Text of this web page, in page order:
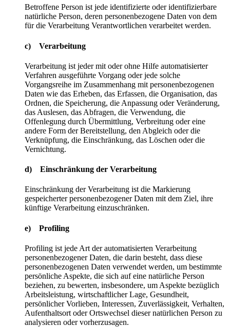
Betroffene Person ist jede identifizierte oder identifizierbare
natürliche Person, deren personenbezogene Daten von dem
für die Verarbeitung Verantwortlichen verarbeitet werden.
c) Verarbeitung
Verarbeitung ist jeder mit oder ohne Hilfe automatisierter
Verfahren ausgeführte Vorgang oder jede solche
Vorgangsreihe im Zusammenhang mit personenbezogenen
Daten wie das Erheben, das Erfassen, die Organisation, das
Ordnen, die Speicherung, die Anpassung oder Veränderung,
das Auslesen, das Abfragen, die Verwendung, die
Offenlegung durch Übermittlung, Verbreitung oder eine
andere Form der Bereitstellung, den Abgleich oder die
Verknüpfung, die Einschränkung, das Löschen oder die
Vernichtung.
d) Einschränkung der Verarbeitung
Einschränkung der Verarbeitung ist die Markierung
gespeicherter personenbezogener Daten mit dem Ziel, ihre
künftige Verarbeitung einzuschränken.
e) Profiling
Profiling ist jede Art der automatisierten Verarbeitung
personenbezogener Daten, die darin besteht, dass diese
personenbezogenen Daten verwendet werden, um bestimmte
persönliche Aspekte, die sich auf eine natürliche Person
beziehen, zu bewerten, insbesondere, um Aspekte bezüglich
Arbeitsleistung, wirtschaftlicher Lage, Gesundheit,
persönlicher Vorlieben, Interessen, Zuverlässigkeit, Verhalten,
Aufenthaltsort oder Ortswechsel dieser natürlichen Person zu
analysieren oder vorherzusagen.